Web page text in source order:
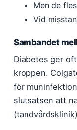
Men de
Vid
Sambandet
Diabetes ger
kroppen.
för
slutsatsen att